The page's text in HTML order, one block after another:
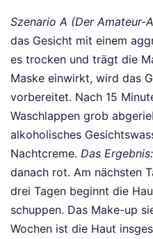
Szenario A (Der Amateur-
das Gesicht mit einem
es trocken und trägt die
Maske einwirkt, wird das
vorbereitet. Nach 15
Waschlappen grob
alkoholisches
Nachtcreme. Das Ergebnis:
danach rot. Am nächsten
drei Tagen beginnt die
schuppen. Das Make-up
Wochen ist die Haut